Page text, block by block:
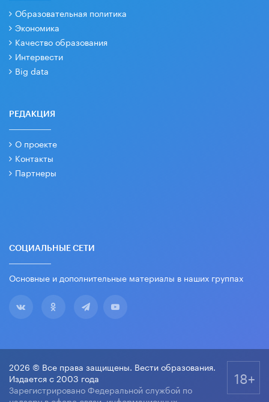
Образовательная политика
Экономика
Качество образования
Интервести
Big data
РЕДАКЦИЯ
О проекте
Контакты
Партнеры
СОЦИАЛЬНЫЕ СЕТИ
Основные и дополнительные материалы в наших группах
2026 © Все права защищены. Вести образования.
Издается с 2003 года
Зарегистрировано Федеральной службой по
18+